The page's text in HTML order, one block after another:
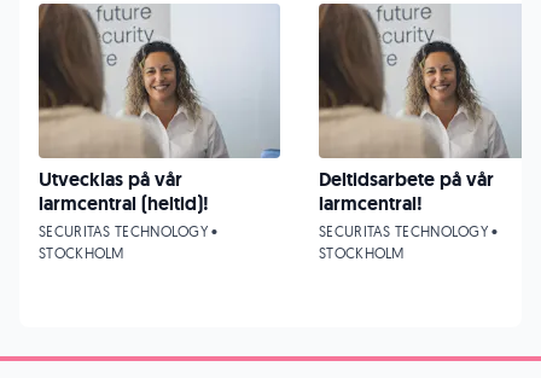
Utvecklas på vår
larmcentral (heltid)!
SECURITAS TECHNOLOGY •
STOCKHOLM
Deltidsarbete på vår
larmcentral!
SECURITAS TECHNOLOGY •
STOCKHOLM